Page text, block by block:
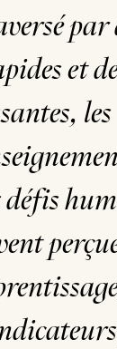
par
et
les
défis